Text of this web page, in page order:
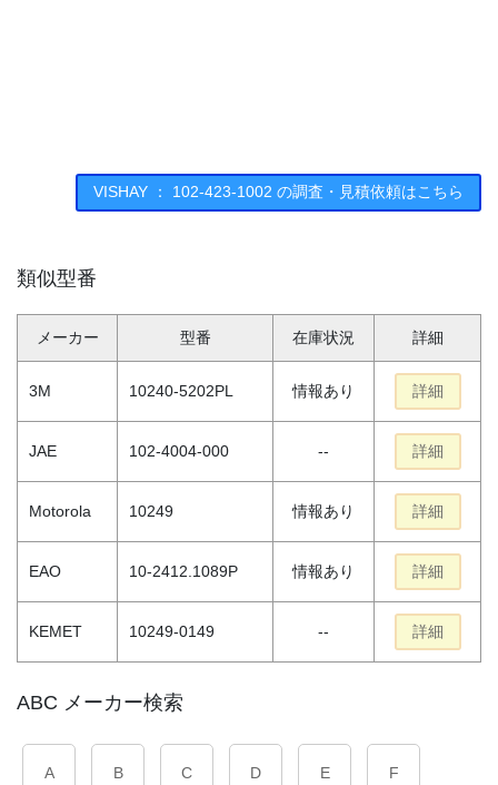
VISHAY ： 102-423-1002 の調査・見積依頼はこちら
類似型番
メーカー 型番 在庫状況 詳細
3M 10240-5202PL 情報あり 詳細
JAE 102-4004-000 -- 詳細
Motorola 10249 情報あり 詳細
EAO 10-2412.1089P 情報あり 詳細
KEMET 10249-0149 -- 詳細
ABC メーカー検索
A B C D E F